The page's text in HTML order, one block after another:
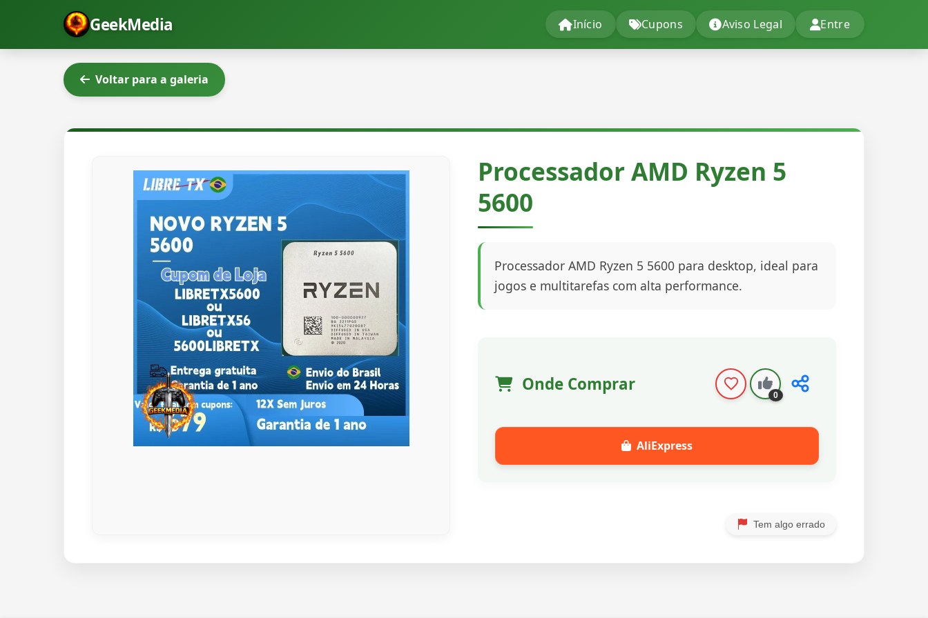
GeekMedia Início Cupons Aviso Legal Entre
Voltar para a galeria
Processador AMD Ryzen 5
5600
Processador AMD Ryzen 5 5600 para desktop, ideal para
jogos e multitarefas com alta performance.
Onde Comprar
0
AliExpress
Tem algo errado